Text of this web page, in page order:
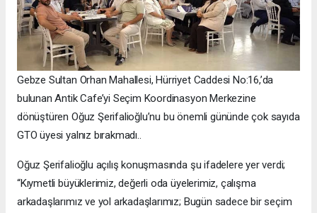
Gebze Sultan Orhan Mahallesi, Hürriyet Caddesi No:16,’da
bulunan Antik Cafe’yi Seçim Koordinasyon Merkezine
dönüştüren Oğuz Şerifalioğlu’nu bu önemli gününde çok sayıda
GTO üyesi yalnız bırakmadı..
Oğuz Şerifalioğlu açılış konuşmasında şu ifadelere yer verdi;
“Kıymetli büyüklerimiz, değerli oda üyelerimiz, çalışma
arkadaşlarımız ve yol arkadaşlarımız; Bugün sadece bir seçim